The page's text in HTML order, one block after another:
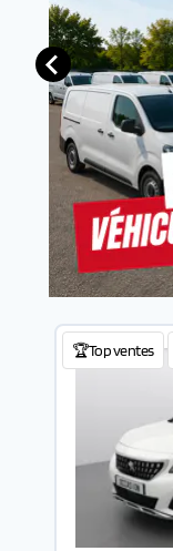
🏆Top ventes